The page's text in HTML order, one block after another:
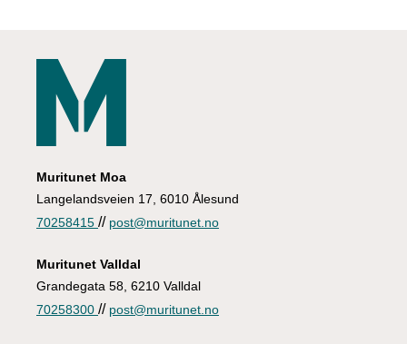
Muritunet Moa
Langelandsveien 17, 6010 Ålesund
70258415 // post@muritunet.no
Muritunet Valldal
Grandegata 58, 6210 Valldal
70258300 // post@muritunet.no